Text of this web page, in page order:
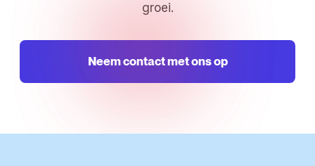
groei.
Neem contact met ons op